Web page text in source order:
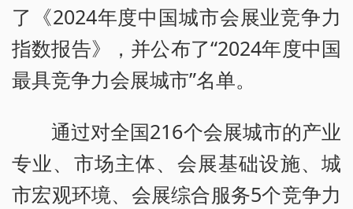
了《2024年度中国城市会展业竞争力
指数报告》，并公布了“2024年度中国
最具竞争力会展城市”名单。
通过对全国216个会展城市的产业
专业、市场主体、会展基础设施、城
市宏观环境、会展综合服务5个竞争力